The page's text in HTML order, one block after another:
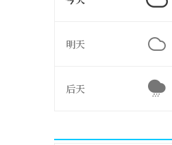
明天
后天